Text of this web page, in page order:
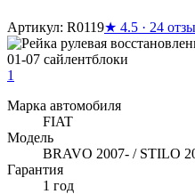
Артикул: R0119★ 4.5 · 24
1
Марка автомобиля
FIAT
Модель
BRAVO 2007- / STILO
Гарантия
1 год